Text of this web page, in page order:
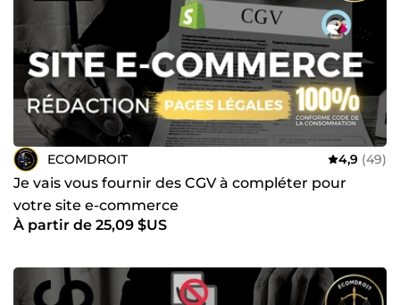
ECOMDROIT 4,9 (49)
Je vais vous fournir des CGV à compléter pour
votre site e-commerce
À partir de 25,09 $US